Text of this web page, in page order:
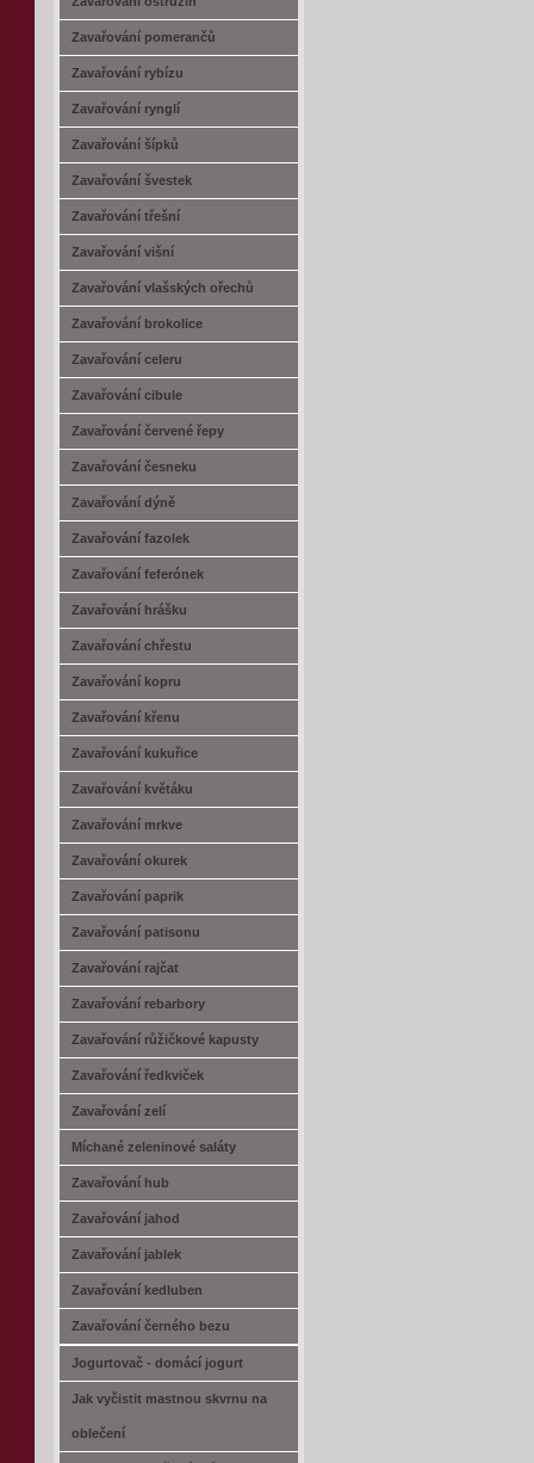
Zavařování pomerančů
Zavařování rybízu
Zavařování rynglí
Zavařování šípků
Zavařování švestek
Zavařování třešní
Zavařování višní
Zavařování vlašských ořechů
Zavařování brokolice
Zavařování celeru
Zavařování cibule
Zavařování červené řepy
Zavařování česneku
Zavařování dýně
Zavařování fazolek
Zavařování feferónek
Zavařování hrášku
Zavařování chřestu
Zavařování kopru
Zavařování křenu
Zavařování kukuřice
Zavařování květáku
Zavařování mrkve
Zavařování okurek
Zavařování paprik
Zavařování patisonu
Zavařování rajčat
Zavařování rebarbory
Zavařování růžičkové kapusty
Zavařování ředkviček
Zavařování zelí
Míchané zeleninové saláty
Zavařování hub
Zavařování jahod
Zavařování jablek
Zavařování kedluben
Zavařování černého bezu
Jogurtovač - domácí jogurt
Jak vyčistit mastnou skvrnu na
oblečení